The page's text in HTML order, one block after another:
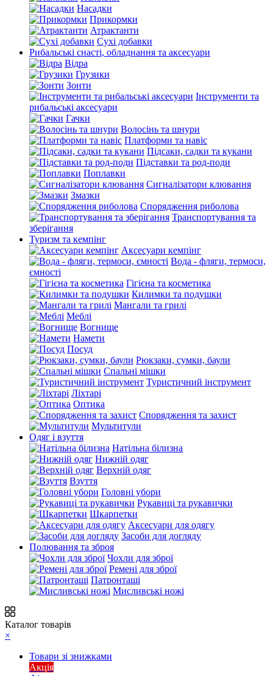
Насадки
Прикормки
Атрактанти
Сухі добавки
Рибальські снасті, обладнання та аксесуари
Відра
Грузики
Зонти
Інструменти та
рибальські аксесуари
Гачки
Волосінь та шнури
Платформи та навіс
Підсаки, садки та кукани
Підставки та род-поди
Поплавки
Сигналізатори клювання
Змазки
Спорядження риболова
Транспортування та
зберігання
Туризм та кемпінг
Аксесуари кемпінг
Вода - фляги, термоси,
ємності
Гігієна та косметика
Килимки та подушки
Мангали та грилі
Меблі
Вогнище
Намети
Посуд
Рюкзаки, сумки, баули
Спальні мішки
Туристичний інструмент
Ліхтарі
Оптика
Спорядження та захист
Мультитули
Одяг і взуття
Натільна білизна
Нижній одяг
Верхній одяг
Взуття
Головні убори
Рукавиці та рукавички
Шкарпетки
Аксесуари для одягу
Засоби для догляду
Полювання та зброя
Чохли для зброї
Ремені для зброї
Патронташі
Мисливські ножі
Каталог товарів
×
Товари зі знижками
Акція